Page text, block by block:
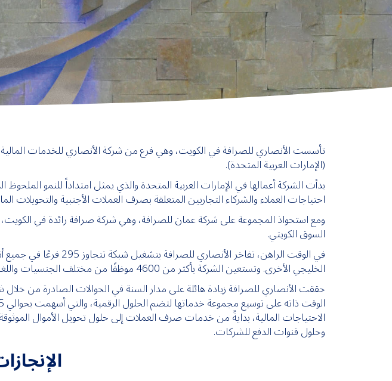
(الإمارات العربية المتحدة).
احتياجات العملاء والشركاء التجاريين المتعلقة بصرف العملات الأجنبية
السوق الكويتي.
في الوقت الراهن،
الخليجي الأخرى. وتستعين الشركة بأكثر من 4600 موظفًا من مختلف الجنسيات واللغات مهمتهم تقديم الخدمات السريعة والموثوقة والفعالة إلى العملاء بأسعار تنافسية.
الاحتياجات المالية، بدايةً من خدمات صرف العملات إلى حلول تحويل الأموال
وحلول قنوات الدفع للشركات.